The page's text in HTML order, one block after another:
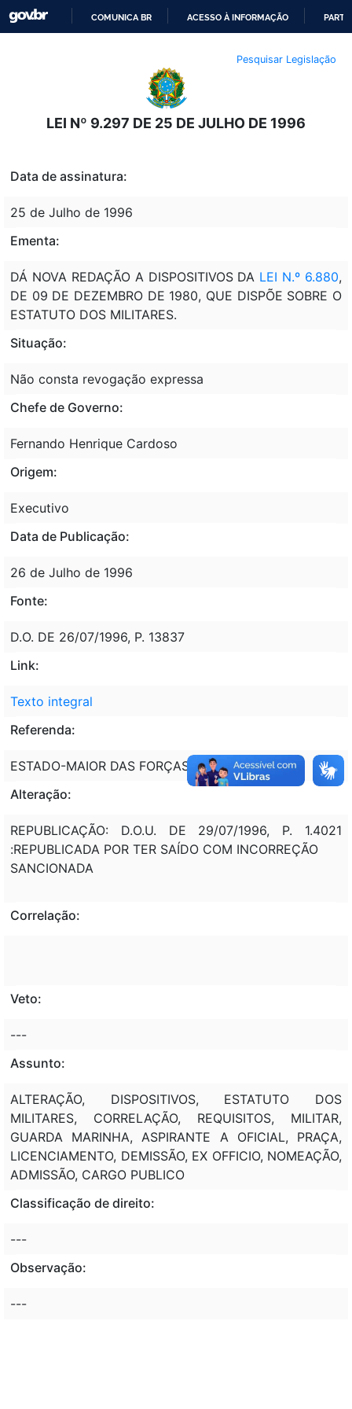
O
CONTEÚDO
COMUNICA BR ACESSO À INFORMAÇÃO
Pesquisar Legislação
LEI Nº 9.297 DE 25 DE JULHO DE 1996
Data de assinatura:
25 de Julho de 1996
Ementa:
DÁ NOVA REDAÇÃO A DISPOSITIVOS DA LEI N.º 6.880,
DE 09 DE DEZEMBRO DE 1980, QUE DISPÕE SOBRE O
ESTATUTO DOS MILITARES.
Situação:
Não consta revogação expressa
Chefe de Governo:
Fernando Henrique Cardoso
Origem:
Executivo
Data de Publicação:
26 de Julho de 1996
Fonte:
D.O. DE 26/07/1996, P. 13837
Link:
Texto integral
Referenda:
ESTADO-MAIOR DAS FORÇAS ARMADAS - EMFA
Alteração:
REPUBLICAÇÃO: D.O.U. DE 29/07/1996, P. 1.4021
:REPUBLICADA POR TER SAÍDO COM INCORREÇÃO
SANCIONADA
Correlação:
Veto:
---
Assunto:
ALTERAÇÃO, DISPOSITIVOS, ESTATUTO DOS
MILITARES, CORRELAÇÃO, REQUISITOS, MILITAR,
GUARDA MARINHA, ASPIRANTE A OFICIAL, PRAÇA,
LICENCIAMENTO, DEMISSÃO, EX OFFICIO, NOMEAÇÃO,
ADMISSÃO, CARGO PUBLICO
Classificação de direito:
---
Observação:
---